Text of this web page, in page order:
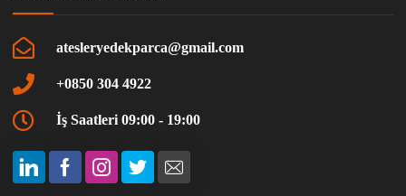
atesleryedekparca@gmail.com
+0850 304 4922
İş Saatleri 09:00 - 19:00